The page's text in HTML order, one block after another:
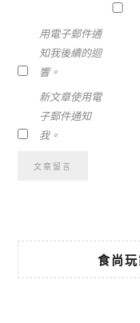
用電子郵件通
知我後續的迴
響。
新文章使用電
子郵件通知
我。
食尚